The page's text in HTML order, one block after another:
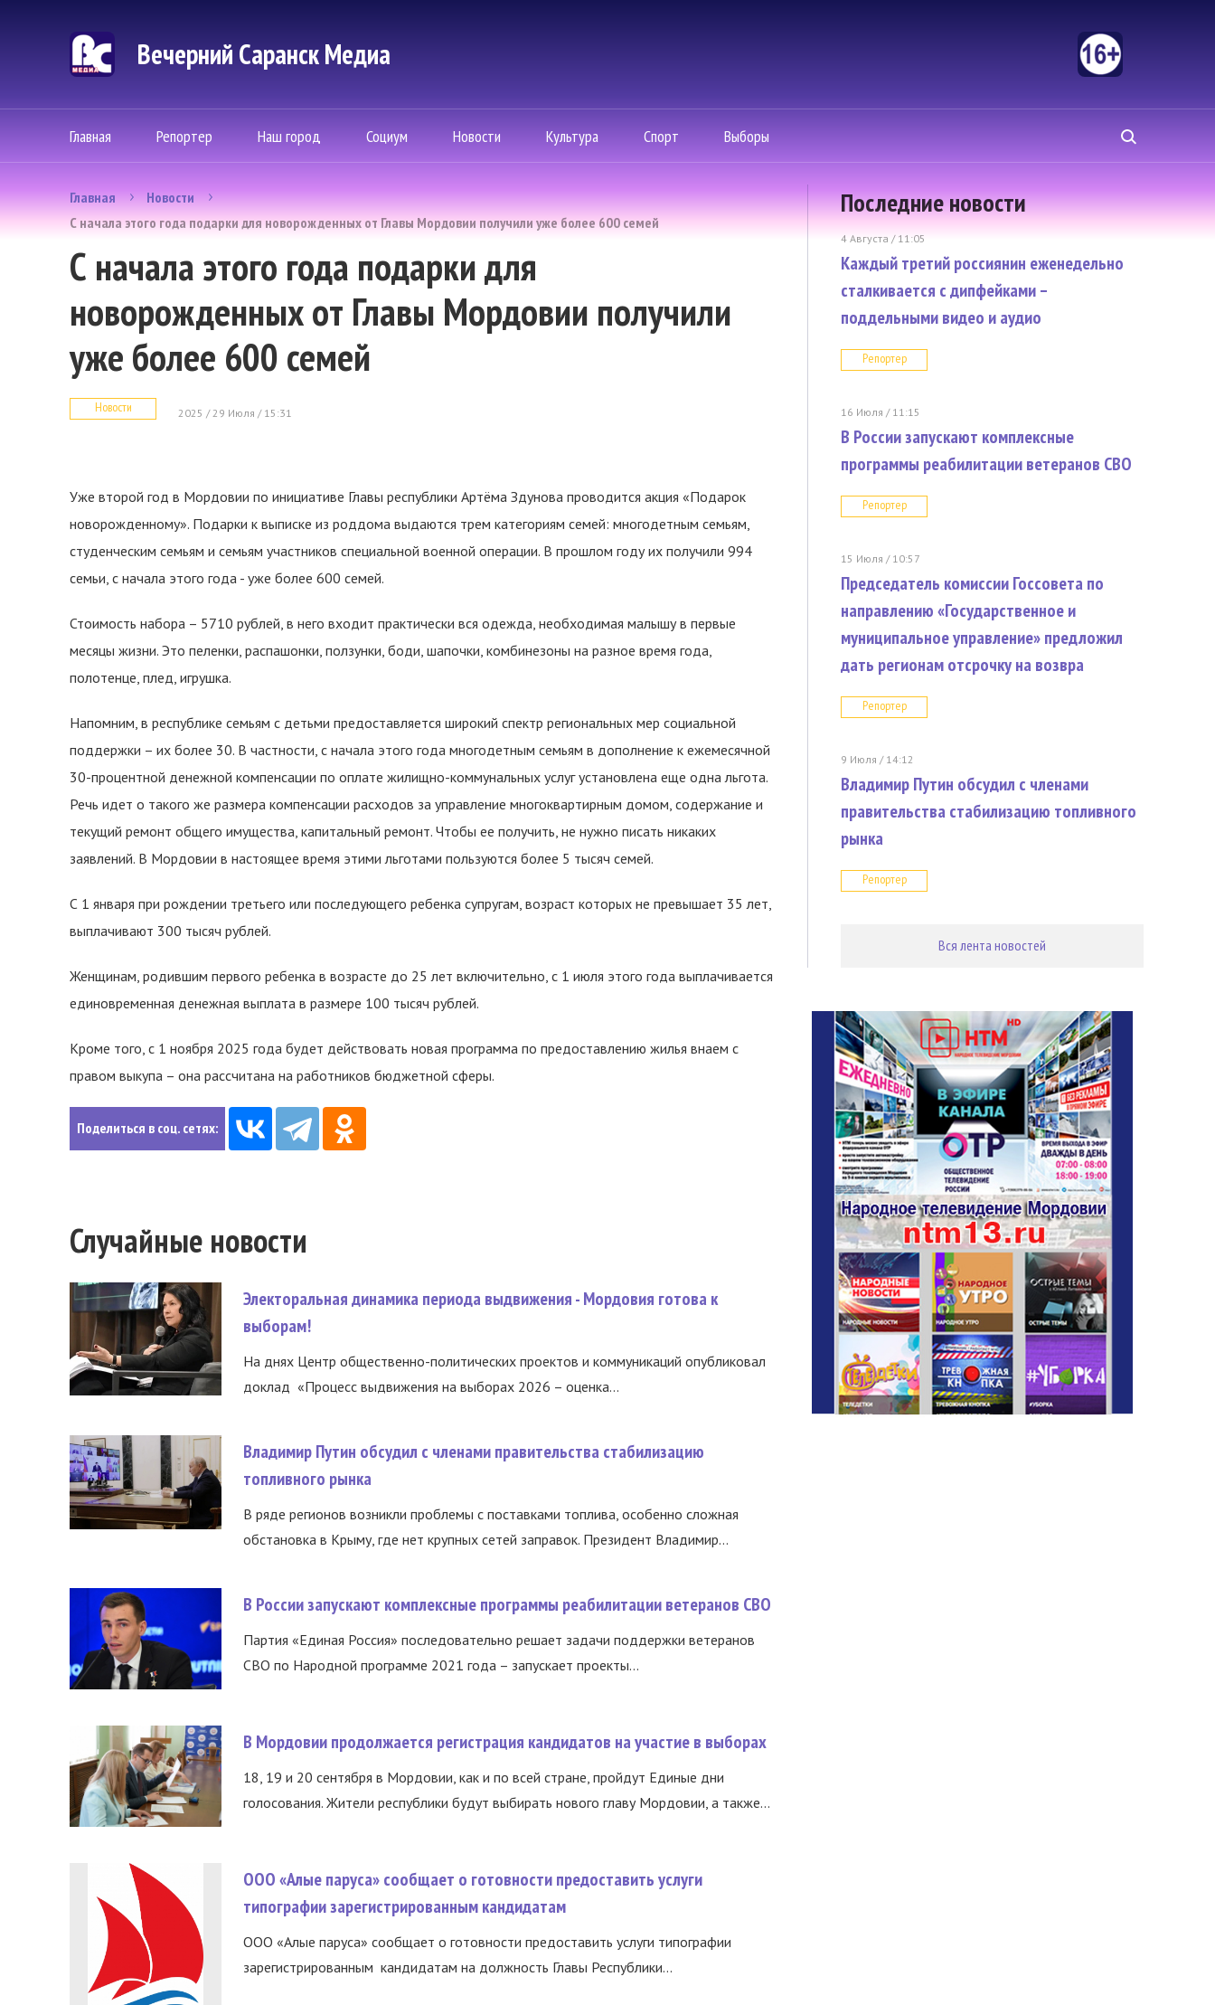
Вечерний Саранск Mедиа
Главная Репортер Наш город Социум Новости Культура Спорт Выборы
Главная
Новости
С начала этого года подарки для новорожденных от Главы Мордовии получили уже более 600 семей
С начала этого года подарки для
новорожденных от Главы Мордовии получили
уже более 600 семей
Новости 2025 / 29 Июля / 15:31
Уже второй год в Мордовии по инициативе Главы республики Артёма Здунова проводится акция «Подарок
новорожденному». Подарки к выписке из роддома выдаются трем категориям семей: многодетным семьям,
студенческим семьям и семьям участников специальной военной операции. В прошлом году их получили 994
семьи, с начала этого года - уже более 600 семей.
Стоимость набора – 5710 рублей, в него входит практически вся одежда, необходимая малышу в первые
месяцы жизни. Это пеленки, распашонки, ползунки, боди, шапочки, комбинезоны на разное время года,
полотенце, плед, игрушка.
Напомним, в республике семьям с детьми предоставляется широкий спектр региональных мер социальной
поддержки – их более 30. В частности, с начала этого года многодетным семьям в дополнение к ежемесячной
30-процентной денежной компенсации по оплате жилищно-коммунальных услуг установлена еще одна льгота.
Речь идет о такого же размера компенсации расходов за управление многоквартирным домом, содержание и
текущий ремонт общего имущества, капитальный ремонт. Чтобы ее получить, не нужно писать никаких
заявлений. В Мордовии в настоящее время этими льготами пользуются более 5 тысяч семей.
С 1 января при рождении третьего или последующего ребенка супругам, возраст которых не превышает 35 лет,
выплачивают 300 тысяч рублей.
Женщинам, родившим первого ребенка в возрасте до 25 лет включительно, с 1 июля этого года выплачивается
единовременная денежная выплата в размере 100 тысяч рублей.
Кроме того, с 1 ноября 2025 года будет действовать новая программа по предоставлению жилья внаем с
правом выкупа – она рассчитана на работников бюджетной сферы.
Поделиться в соц. сетях:
Случайные новости
Электоральная динамика периода выдвижения - Мордовия готова к
выборам!
На днях Центр общественно-политических проектов и коммуникаций опубликовал
доклад «Процесс выдвижения на выборах 2026 – оценка...
Владимир Путин обсудил с членами правительства стабилизацию
топливного рынка
В ряде регионов возникли проблемы с поставками топлива, особенно сложная
обстановка в Крыму, где нет крупных сетей заправок. Президент Владимир...
В России запускают комплексные программы реабилитации ветеранов СВО
Партия «Единая Россия» последовательно решает задачи поддержки ветеранов
СВО по Народной программе 2021 года – запускает проекты...
В Мордовии продолжается регистрация кандидатов на участие в выборах
18, 19 и 20 сентября в Мордовии, как и по всей стране, пройдут Единые дни
голосования. Жители республики будут выбирать нового главу Мордовии, а также...
ООО «Алые паруса» сообщает о готовности предоставить услуги
типографии зарегистрированным кандидатам
ООО «Алые паруса» сообщает о готовности предоставить услуги типографии
зарегистрированным кандидатам на должность Главы Республики...
Последние новости
4 Августа / 11:05
Каждый третий россиянин еженедельно
сталкивается с дипфейками –
поддельными видео и аудио
Репортер
16 Июля / 11:15
В России запускают комплексные
программы реабилитации ветеранов СВО
Репортер
15 Июля / 10:57
Председатель комиссии Госсовета по
направлению «Государственное и
муниципальное управление» предложил
дать регионам отсрочку на возвра
Репортер
9 Июля / 14:12
Владимир Путин обсудил с членами
правительства стабилизацию топливного
рынка
Репортер
Вся лента новостей